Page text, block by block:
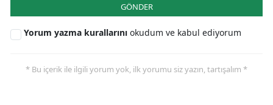
GÖNDER
Yorum yazma kurallarını okudum ve kabul ediyorum
* Bu içerik ile ilgili yorum yok, ilk yorumu siz yazın, tartışalım *